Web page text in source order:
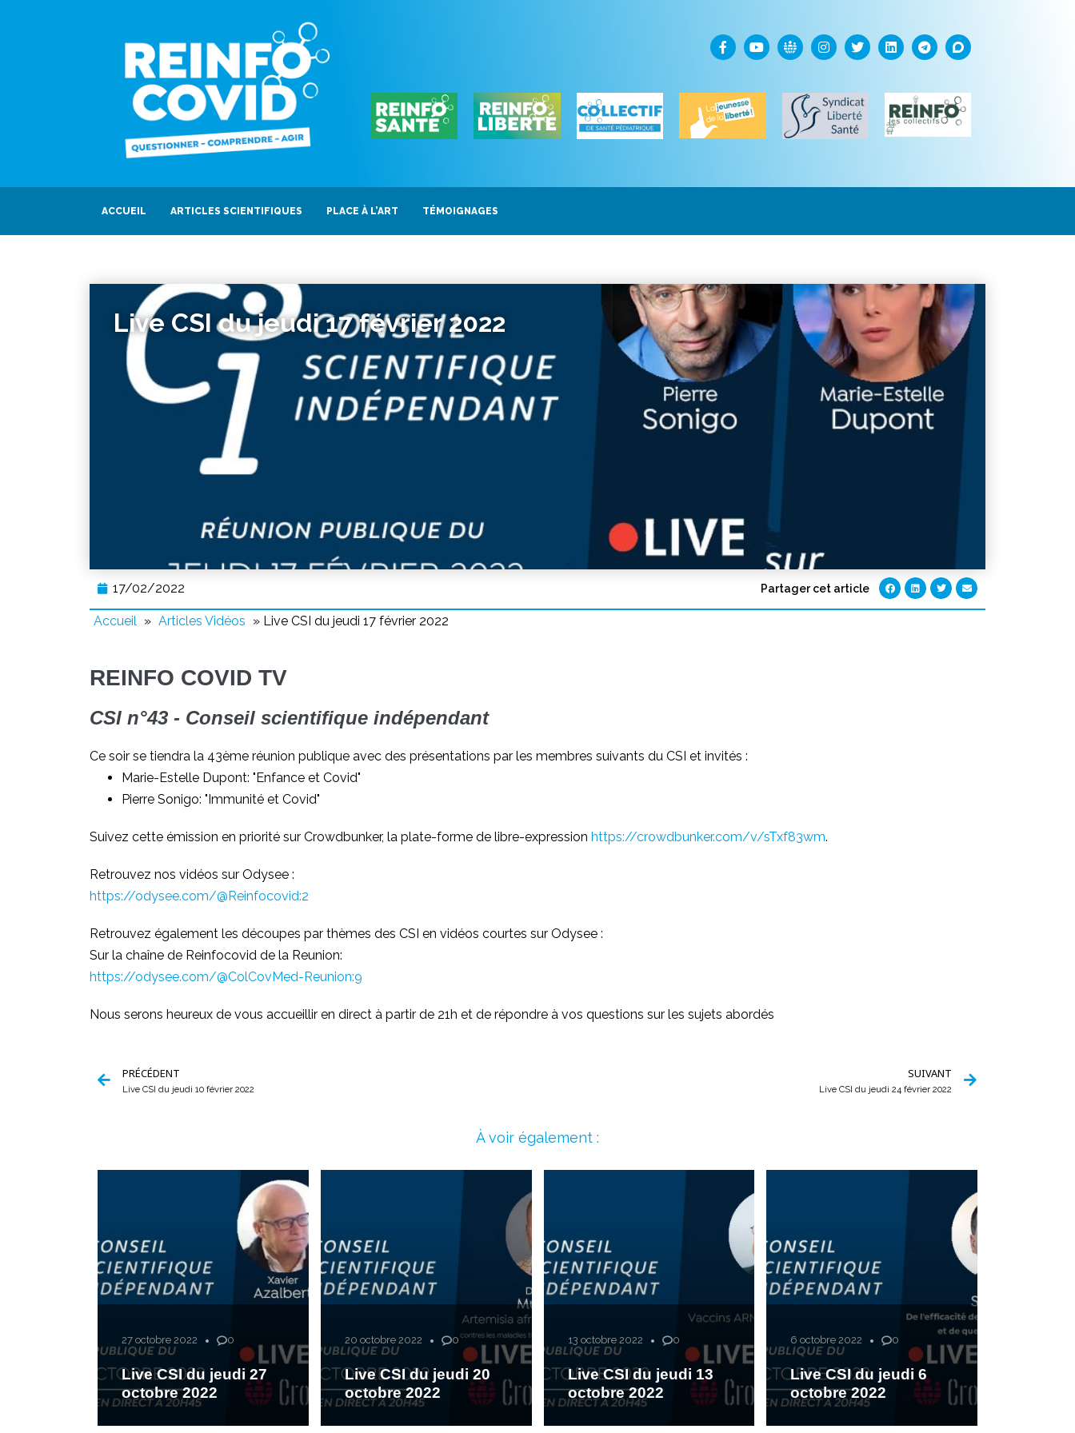
ACCUEIL ARTICLES SCIENTIFIQUES PLACE À L’ART TÉMOIGNAGES
Live CSI du jeudi 17 février 2022
17/02/2022 Partager cet article
Accueil » Articles Vidéos » Live CSI du jeudi 17 février 2022
REINFO COVID TV
CSI n°43 - Conseil scientifique indépendant
Ce soir se tiendra la 43ème réunion publique avec des présentations par les membres suivants du CSI et invités :
Marie-Estelle Dupont: "Enfance et Covid"
Pierre Sonigo: "Immunité et Covid"
Suivez cette émission en priorité sur Crowdbunker, la plate-forme de libre-expression https://crowdbunker.com/v/sTxf83wm.
Retrouvez nos vidéos sur Odysee :
https://odysee.com/@Reinfocovid:2
Retrouvez également les découpes par thèmes des CSI en vidéos courtes sur Odysee :
Sur la chaîne de Reinfocovid de la Reunion:
https://odysee.com/@ColCovMed-Reunion:9
Nous serons heureux de vous accueillir en direct à partir de 21h et de répondre à vos questions sur les sujets abordés
PRÉCÉDENT
Live CSI du jeudi 10 février 2022
SUIVANT
Live CSI du jeudi 24 février 2022
À voir également :
27 octobre 2022 0
Live CSI du jeudi 27
octobre 2022
20 octobre 2022 0
Live CSI du jeudi 20
octobre 2022
13 octobre 2022 0
Live CSI du jeudi 13
octobre 2022
6 octobre 2022 0
Live CSI du jeudi 6
octobre 2022